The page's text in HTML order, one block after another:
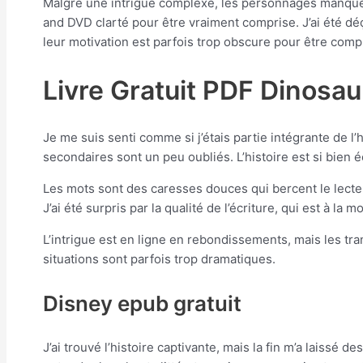
and DVD clarté pour être vraiment comprise. J’ai été
leur motivation est parfois trop obscure pour être
Livre Gratuit PDF
Je me suis senti comme si j’étais partie intégrante de
secondaires sont un peu oubliés. L’histoire est si bien
Les mots sont des caresses douces qui bercent le
J’ai été surpris par la qualité de l’écriture, qui est à la
L’intrigue est en ligne en rebondissements, mais les
situations sont parfois trop dramatiques.
Disney epub gratuit
J’ai trouvé l’histoire captivante, mais la fin m’a laissé